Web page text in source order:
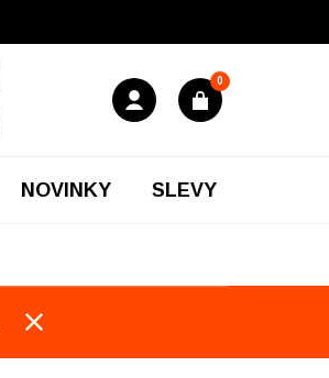
0
NOVINKY SLEVY